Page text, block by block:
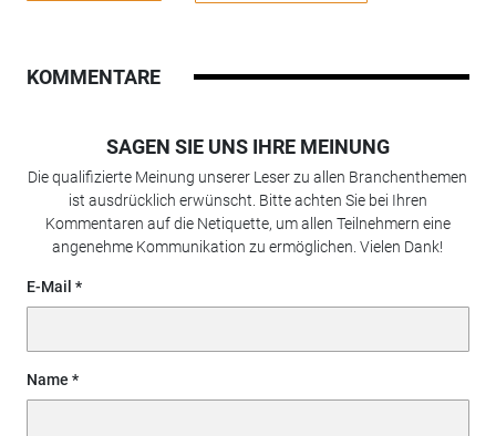
KOMMENTARE
SAGEN SIE UNS IHRE MEINUNG
Die qualifizierte Meinung unserer Leser zu allen Branchenthemen
ist ausdrücklich erwünscht. Bitte achten Sie bei Ihren
Kommentaren auf die Netiquette, um allen Teilnehmern eine
angenehme Kommunikation zu ermöglichen. Vielen Dank!
E-Mail
Name